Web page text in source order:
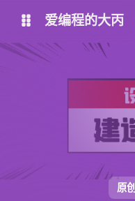
爱编程的大丙
原创